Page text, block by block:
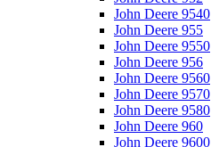
John Deere 9540
John Deere 955
John Deere 9550
John Deere 956
John Deere 9560
John Deere 9570
John Deere 9580
John Deere 960
John Deere 9600